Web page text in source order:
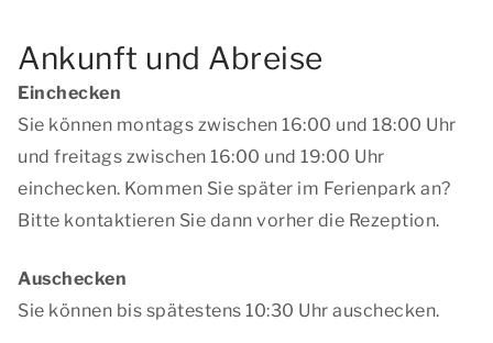
Ankunft und Abreise
Einchecken
Sie können montags zwischen 16:00 und 18:00 Uhr
und freitags zwischen 16:00 und 19:00 Uhr
einchecken. Kommen Sie später im Ferienpark an?
Bitte kontaktieren Sie dann vorher die Rezeption.
Auschecken
Sie können bis spätestens 10:30 Uhr auschecken.